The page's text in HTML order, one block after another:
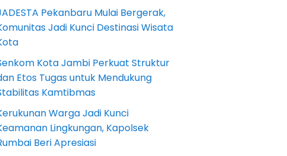
Pekanbaru Mulai Bergerak,
Jadi Kunci Destinasi Wisata
Kota Jambi Perkuat Struktur
Etos Tugas untuk Mendukung
Kamtibmas
Warga Jadi Kunci
Lingkungan, Kapolsek
Beri Apresiasi